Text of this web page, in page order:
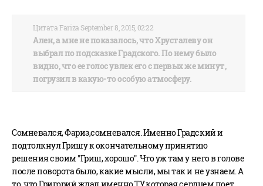
Цитата Fariza September 8, 2015, 02:22
Ален, а мне не показалось, что Хрусталеву он
выбрал по подсказке Градского. По нему было
видно, что ее голос увлек его с первых же минут,
погрузил в какую-то особую атмосферу.
Сомневался, Фариз,сомневался. Именно Градский и
подтолкнул Гришу к окончательному принятию
решения своим "Гриш, хорошо". Что уж там у него в голове
после поворота было, какие мысли, мы так и не узнаем. А